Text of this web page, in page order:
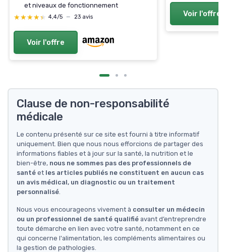
et niveaux de fonctionnement
★★★★★
★★★★★ 4,4/5 — 23 avis
Voir l'offre
Voir l'offre
Clause de non-responsabilité
médicale
Le contenu présenté sur ce site est fourni à titre informatif
uniquement. Bien que nous nous efforcions de partager des
informations fiables et à jour sur la santé, la nutrition et le
bien-être, nous ne sommes pas des professionnels de
santé et les articles publiés ne constituent en aucun cas
un avis médical, un diagnostic ou un traitement
personnalisé
Nous vous encourageons vivement à consulter un médecin
ou un professionnel de santé qualifié avant d’entreprendre
toute démarche en lien avec votre santé, notamment en ce
qui concerne l'alimentation, les compléments alimentaires ou
la gestion de pathologies.